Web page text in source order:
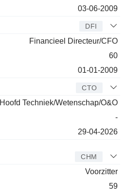
03-06-2009
DFI
Financieel Directeur/CFO
60
01-01-2009
CTO
Hoofd Techniek/Wetenschap/O&O
-
29-04-2026
CHM
Voorzitter
59